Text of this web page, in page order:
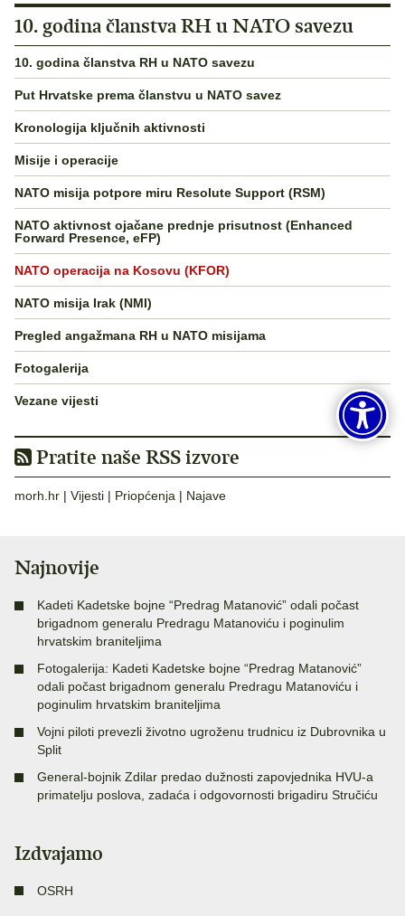
10. godina članstva RH u NATO savezu
10. godina članstva RH u NATO savezu
Put Hrvatske prema članstvu u NATO savez
Kronologija ključnih aktivnosti
Misije i operacije
NATO misija potpore miru Resolute Support (RSM)
NATO aktivnost ojačane prednje prisutnost (Enhanced
Forward Presence, eFP)
NATO operacija na Kosovu (KFOR)
NATO misija Irak (NMI)
Pregled angažmana RH u NATO misijama
Fotogalerija
Vezane vijesti
Pratite naše RSS izvore
morh.hr | Vijesti | Priopćenja | Najave
Najnovije
Kadeti Kadetske bojne “Predrag Matanović” odali počast
brigadnom generalu Predragu Matanoviću i poginulim
hrvatskim braniteljima
Fotogalerija: Kadeti Kadetske bojne “Predrag Matanović”
odali počast brigadnom generalu Predragu Matanoviću i
poginulim hrvatskim braniteljima
Vojni piloti prevezli životno ugroženu trudnicu iz Dubrovnika u
Split
General-bojnik Zdilar predao dužnosti zapovjednika HVU-a
primatelju poslova, zadaća i odgovornosti brigadiru Stručiću
Izdvajamo
OSRH